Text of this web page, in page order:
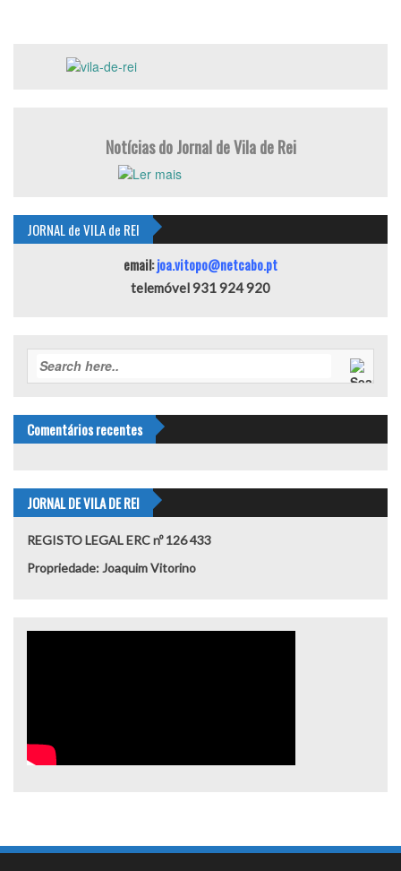
Notícias do Jornal de Vila de Rei
JORNAL de VILA de REI
email:joa.vitopo@netcabo.pt
telemóvel 931 924 920
Comentários recentes
JORNAL DE VILA DE REI
REGISTO LEGAL ERC nº 126 433
Propriedade: Joaquim Vitorino